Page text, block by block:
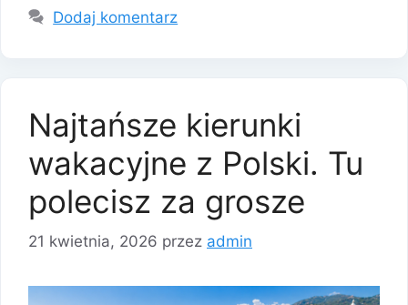
Dodaj komentarz
Najtańsze kierunki
wakacyjne z Polski. Tu
polecisz za grosze
21 kwietnia, 2026 przez admin